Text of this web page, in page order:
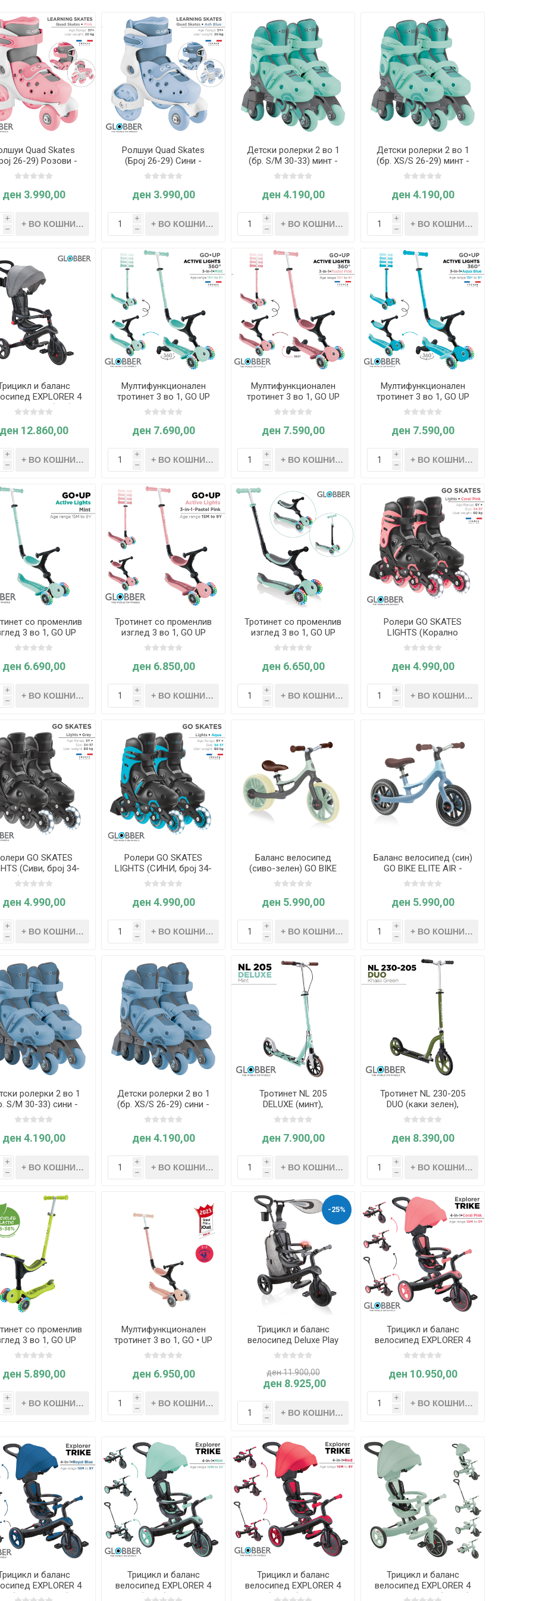
Quad Skates
26-29) Розови -
Globber
ден 3.990,00
i
h
Ролшуи Quad Skates
(Број 26-29) Сини -
Globber
ден 3.990,00
i
h
Детски ролерки 2 во 1
(бр. S/M 30-33) минт -
Globber - Learning Inline
ден 4.190,00
i
h
Детски ролерки 2 во 1
(бр. XS/S 26-29) минт -
Globber - Learning Inline
ден 4.190,00
i
h
и баланс
EXPLORER 4
склоплив (сив) -
12.860,00
i
h
Мултифункционален
тротинет 3 во 1, GO UP
Active Lights 360°,
Globber
ден 7.690,00
i
h
Мултифункционален
тротинет 3 во 1, GO UP
Active Lights 360°,
розов) - Globber
ден 7.590,00
i
h
Мултифункционален
тротинет 3 во 1, GO UP
Active Lights 360°,
Globber
ден 7.590,00
i
h
со променлив
3 во 1, GO UP
Lights, склоплив
ден 6.690,00
i
h
Тротинет со променлив
изглед 3 во 1, GO UP
Active Lights, склоплив
Globber
ден 6.850,00
i
h
Тротинет со променлив
изглед 3 во 1, GO UP
Plus Lights, склоплив
ден 6.650,00
i
h
Ролери GO SKATES
LIGHTS (Корално
розови, број 34-37) -
ден 4.990,00
i
h
GO SKATES
(Сиви, број 34-
37) - Globber
ден 4.990,00
i
h
Ролери GO SKATES
LIGHTS (СИНИ, број 34-
37) - Globber
ден 4.990,00
i
h
Баланс велосипед
(сиво-зелен) GO BIKE
ELITE DUO - Globber
ден 5.990,00
i
h
Баланс велосипед (син)
GO BIKE ELITE AIR -
Globber
ден 5.990,00
i
h
ролерки 2 во 1
S/M 30-33) сини -
- Learning Inline
ден 4.190,00
i
h
Детски ролерки 2 во 1
(бр. XS/S 26-29) сини -
Globber - Learning Inline
ден 4.190,00
i
h
Тротинет NL 205
DELUXE (минт),
склоплив - Globber
ден 7.900,00
i
h
Тротинет NL 230-205
DUO (каки зелен),
склоплив - Globber
ден 8.390,00
i
h
со променлив
3 во 1, GO UP
Lights (зелен) -
ден 5.890,00
i
h
Мултифункционален
тротинет 3 во 1, GO • UP
ACTIVE ECO (праска) -
ден 6.950,00
i
h
-25%
Трицикл и баланс
велосипед Deluxe Play
EXPLORER 4 во 1 (црно-
ден 11.900,00
ден 8.925,00
i
h
Трицикл и баланс
велосипед EXPLORER 4
во 1 (Корално розов) -
ден 10.950,00
i
h
и баланс
EXPLORER 4
1 (Кралско син) -
Трицикл и баланс
велосипед EXPLORER 4
во 1 (Минт) - Globber
Трицикл и баланс
велосипед EXPLORER 4
во 1 (Црвен) - Globber
Трицикл и баланс
велосипед EXPLORER 4
во 1 ECOLOGIC (Зелен)